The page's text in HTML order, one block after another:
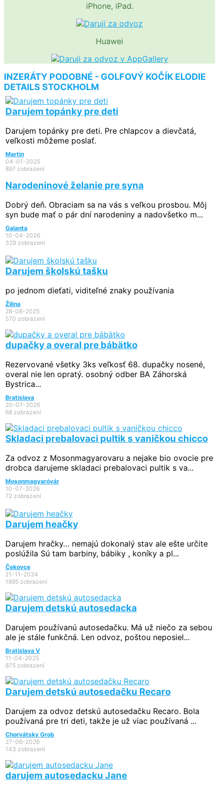
iPhone, iPad.
Huawei
INZERÁTY PODOBNÉ - GOLFOVÝ KOČÍK ELODIE
DETAILS STOCKHOLM
Darujem topánky pre deti
Darujem topánky pre deti. Pre chlapcov a dievčatá,
veľkosti môžeme poslať.
Martin
04-01-2025
897 zobrazení
Narodeninové želanie pre syna
Dobrý deň. Obraciam sa na vás s veľkou prosbou. Môj
syn bude mať o pár dní narodeniny a nadovšetko m...
Galanta
10-04-2026
329 zobrazení
Darujem školskú tašku
po jednom dieťati, viditeľné znaky používania
Žilina
28-08-2025
570 zobrazení
dupačky a overal pre bábätko
Rezervované všetky 3ks veľkosť 68. dupačky nosené,
overal nie len opratý. osobný odber BA Záhorská
Bystrica...
Bratislava
20-07-2026
68 zobrazení
Skladaci prebalovaci pultik s vaničkou chicco
Za odvoz z Mosonmagyarovaru a nejake bio ovocie pre
drobca darujeme skladaci prebalovaci pultik s va...
Mosonmagyaróvár
10-07-2026
72 zobrazení
Darujem heačky
Darujem hračky… nemajú dokonalý stav ale ešte určite
poslúžila Sú tam barbiny, bábiky , koníky a pl...
Čekovce
21-11-2024
1895 zobrazení
Darujem detskú autosedacka
Darujem používanú autosedačku. Má už niečo za sebou
ale je stále funkčná. Len odvoz, poštou neposiel...
Bratislava V
11-04-2025
875 zobrazení
Darujem detskú autosedačku Recaro
Darujem za odvoz detskú autosedačku Recaro. Bola
používaná pre tri deti, takže je už viac používaná ...
Chorvátsky Grob
27-06-2026
143 zobrazení
darujem autosedacku Jane